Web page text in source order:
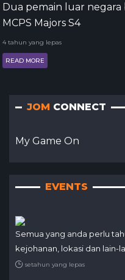
Dua pemain luar
MCPS Majors S4
4 tahun yang lepas
READ MORE
JOM CONNECT
My Game On
EVENTS
Semua yang anda perlu
kejohanan, lokasi dan lain-
setahun yang lepas